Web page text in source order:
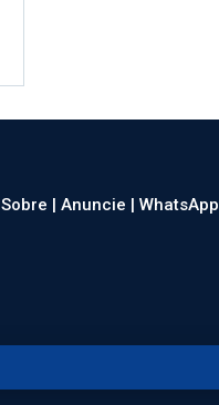
Sobre |Anuncie |WhatsApp